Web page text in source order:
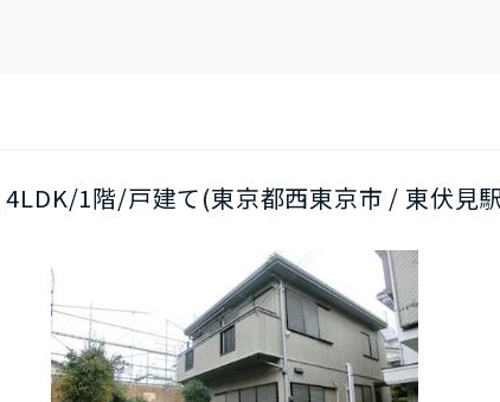
4LDK/1階/戸建て(東京都西東京市 / 東伏見